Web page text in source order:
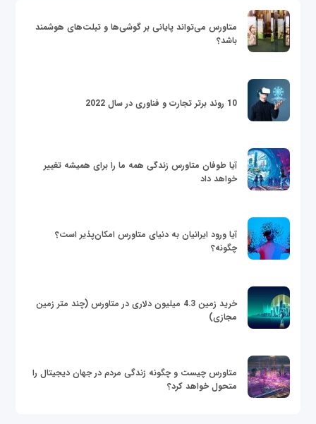
متاورس می‌تواند پایانی بر گوشی‌ها و تبلت‌های هوشمند
باشد؟
10 روند برتر تجارت و فناوری در سال 2022
آیا طوفان متاورس زندگی همه ما را برای همیشه تغییر
خواهد داد
آیا ورود ایرانیان به دنیای متاورس امکان‌پذیر است؟
چگونه؟
خرید زمین 4.3 میلیون دلاری در متاورس (چند متر زمین
مجازی)
متاورس چیست و چگونه زندگی مردم در جهان دیجیتال را
متحول خواهد کرد؟